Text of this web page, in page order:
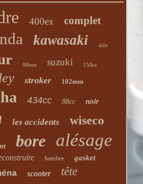
400ex complet
kawasaki 450r
98mm suzuki 150cc
stroker 102mm
434cc 88cc noir
les accidents wiseco
bore alésage
banshee gasket
scooter tête